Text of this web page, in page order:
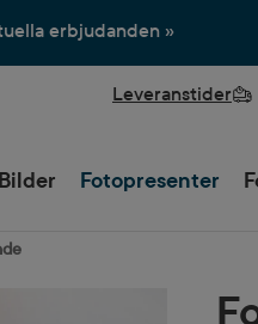
erbjudanden »
Leveranstider
Bilder Fotopresenter